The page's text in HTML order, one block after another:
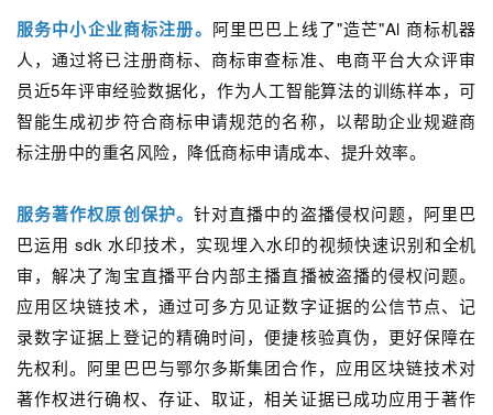
服务中小企业商标注册。 阿里巴巴上线了"造芒"Al 商标机器
人，通过将已注册商标、商标审查标准、电商平台大众评审
员近5年评审经验数据化，作为人工智能算法的训练样本，可
智能生成初步符合商标申请规范的名称，以帮助企业规避商
标注册中的重名风险，降低商标申请成本、提升效率。
服务著作权原创保护。 针对直播中的盗播侵权问题，阿里巴
巴运用 sdk 水印技术，实现埋入水印的视频快速识别和全机
审，解决了淘宝直播平台内部主播直播被盗播的侵权问题。
应用区块链技术，通过可多方见证数字证据的公信节点、记
录数字证据上登记的精确时间，便捷核验真伪，更好保障在
先权利。阿里巴巴与鄂尔多斯集团合作，应用区块链技术对
著作权进行确权、存证、取证，相关证据已成功应用于著作